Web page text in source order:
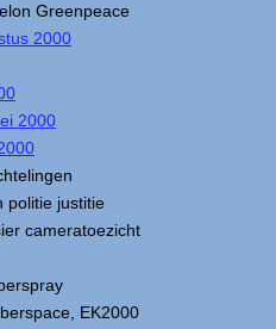
Greenpeace
2000
2000
politie justitie
cameratoezicht
EK2000